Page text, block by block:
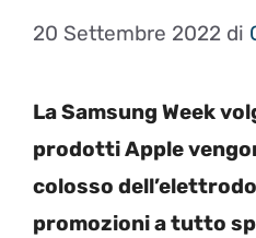
20 Settembre 2022 di
La Samsung Week
prodotti Apple
colosso
promozioni a tutto